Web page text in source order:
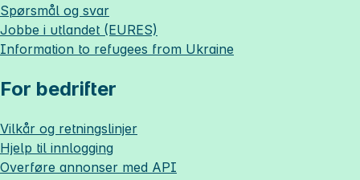
Spørsmål og svar
Jobbe i utlandet (EURES)
Information to refugees from Ukraine
For bedrifter
Vilkår og retningslinjer
Hjelp til innlogging
Overføre annonser med API